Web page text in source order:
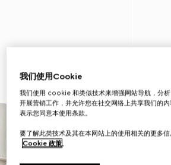
我们使用Cookie
我们使用 cookie 和类似技术来增强网站导航，分
开展营销工作，并允许您在社交网络上共享我们的
表示您同意本使用条款。
要了解此类技术及其在本网站上的使用相关的更多
Cookie 政策。